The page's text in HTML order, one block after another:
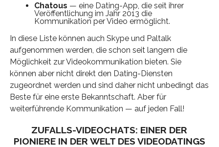
Chatous — eine Dating-App, die seit ihrer
Veröffentlichung im Jahr 2013 die
Kommunikation per Video ermöglicht.
In diese Liste können auch Skype und Paltalk
aufgenommen werden, die schon seit langem die
Möglichkeit zur Videokommunikation bieten. Sie
können aber nicht direkt den Dating-Diensten
zugeordnet werden und sind daher nicht unbedingt das
Beste für eine erste Bekanntschaft. Aber für
weiterführende Kommunikation — auf jeden Fall!
ZUFALLS-VIDEOCHATS: EINER DER
PIONIERE IN DER WELT DES VIDEODATINGS